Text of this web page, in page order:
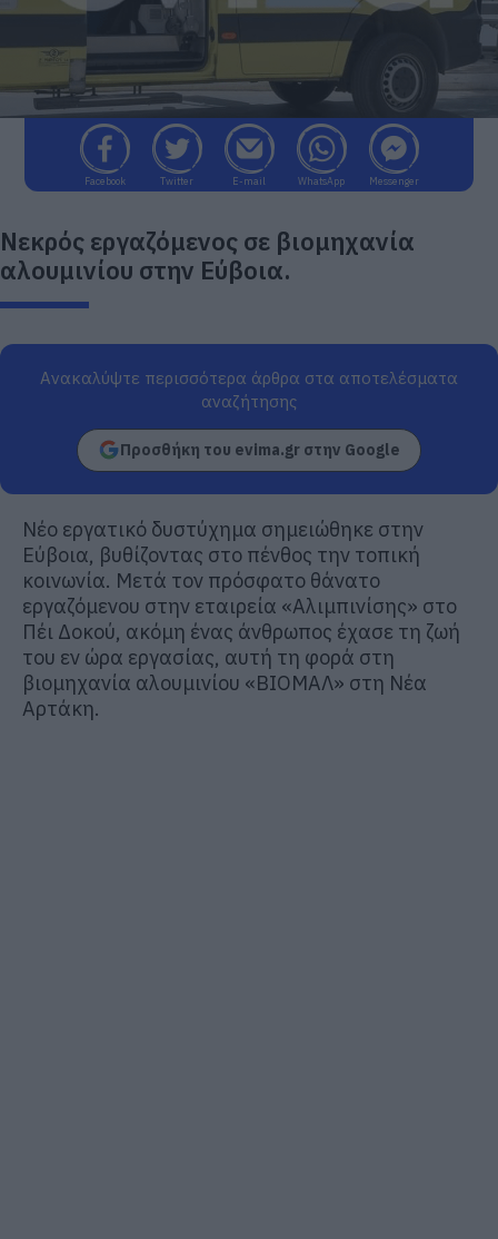
Facebook Twitter E-mail WhatsApp Messenger
Νεκρός εργαζόμενος σε βιομηχανία
αλουμινίου στην Εύβοια.
Ανακαλύψτε περισσότερα άρθρα στα αποτελέσματα
αναζήτησης
Προσθήκη του evima.gr στην Google
Νέο εργατικό δυστύχημα σημειώθηκε στην
Εύβοια, βυθίζοντας στο πένθος την τοπική
κοινωνία. Μετά τον πρόσφατο θάνατο
εργαζόμενου στην εταιρεία «Αλιμπινίσης» στο
Πέι Δοκού, ακόμη ένας άνθρωπος έχασε τη ζωή
του εν ώρα εργασίας, αυτή τη φορά στη
βιομηχανία αλουμινίου «ΒΙΟΜΑΛ» στη Νέα
Αρτάκη.